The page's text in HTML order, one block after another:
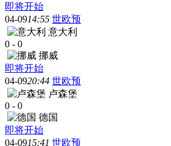
即将开始
04-0914:55 世欧预
意大利
0 - 0
挪威
即将开始
04-0920:44 世欧预
卢森堡
0 - 0
德国
即将开始
04-0915:41 世欧预